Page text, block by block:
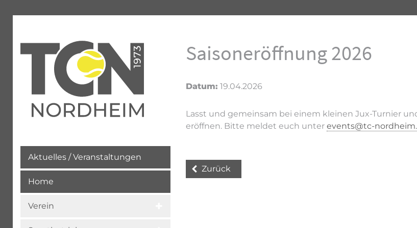
Aktuelles / Veranstaltungen
Home
Verein
Saisoneröffnung 2026
Datum: 19.04.2026
Lasst und gemeinsam bei einem kleinen Jux-Turnier
eröffnen. Bitte meldet euch unter events@tc-
Zurück